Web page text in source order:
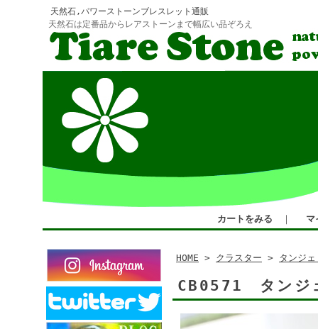
天然石,パワーストーンブレスレット通販
天然石は定番品からレアストーンまで幅広い品ぞろえ
カートをみる ｜ マ
HOME > クラスター > タンジ
CB0571 タンジ